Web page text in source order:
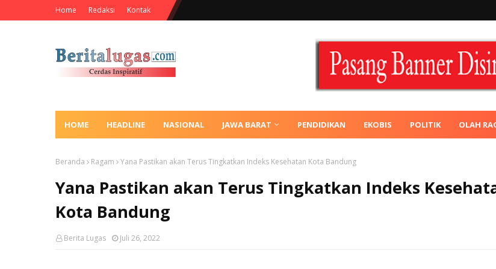
Home Redaksi Kontak
HOME HEADLINE NASIONAL JAWA BARAT PENDIDIKAN EKOBIS POLITIK OLAH
Beranda Ragam Yana Pastikan akan Terus Tingkatkan Indeks Kesehatan Kota Bandung
Yana Pastikan akan Terus Tingkatkan Indeks
Kota Bandung
Berita Lugas Juli 26, 2022